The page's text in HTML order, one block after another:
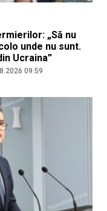
„Să nu
unde nu sunt.
Ucraina”
09:59